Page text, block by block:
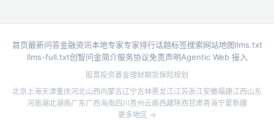
首页最新问答金融资讯本地专家专家排行话题标签搜索网站地图llms.txt
llms-full.txt创智问金简介服务协议免责声明Agentic Web 接入
股票投资基金理财期货保险规划
北京 上海天津重庆河北山西内蒙古辽宁吉林黑龙江江苏浙江安徽福建江西山东
河南湖北湖南广东广西海南四川贵州云南西藏陕西甘肃青海宁夏新疆
更多地区 →